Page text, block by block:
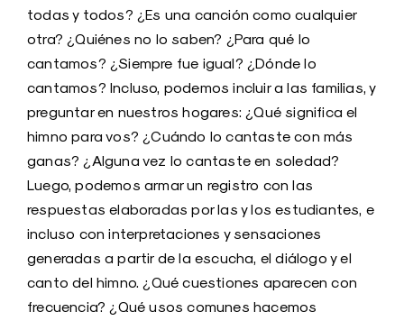
todas y todos? ¿Es una canción como cualquier
otra? ¿Quiénes no lo saben? ¿Para qué lo
cantamos? ¿Siempre fue igual? ¿Dónde lo
cantamos? Incluso, podemos incluir a las familias, y
preguntar en nuestros hogares: ¿Qué significa el
himno para vos? ¿Cuándo lo cantaste con más
ganas? ¿Alguna vez lo cantaste en soledad?
Luego, podemos armar un registro con las
respuestas elaboradas por las y los estudiantes, e
incluso con interpretaciones y sensaciones
generadas a partir de la escucha, el diálogo y el
canto del himno. ¿Qué cuestiones aparecen con
frecuencia? ¿Qué usos comunes hacemos